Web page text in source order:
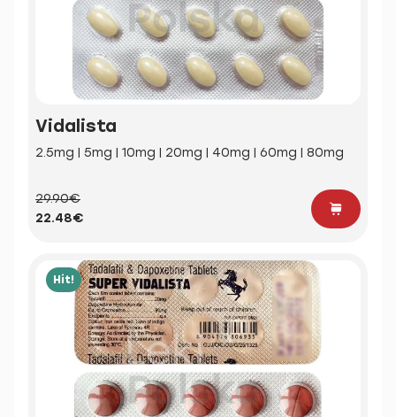
Vidalista
2.5mg | 5mg | 10mg | 20mg | 40mg | 60mg | 80mg
29.90€
22.48€
Hit!